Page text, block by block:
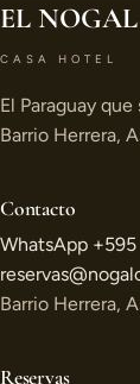
EL NOGAL
CASA HOTEL
El Paraguay
Barrio Herrera,
Contacto
WhatsApp +595
Barrio Herrera,
Reservas